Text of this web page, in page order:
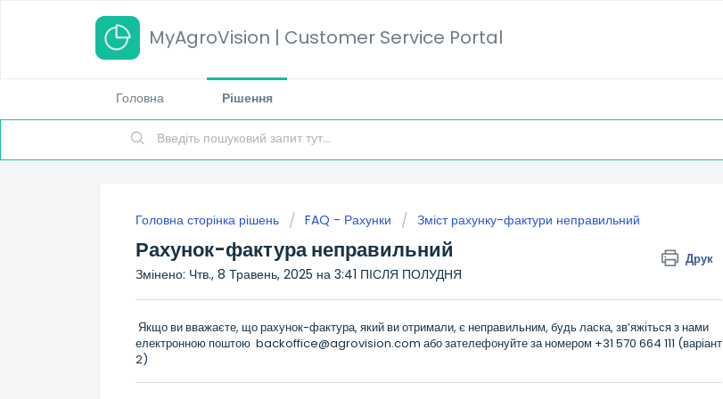
MyAgroVision | Customer Service Portal
Головна Рішення
Головна сторінка рішень FAQ - Рахунки Зміст рахунку-фактури неправильний
Рахунок-фактура неправильний Друк
Змінено: Чтв., 8 Травень, 2025 на 3:41 ПІСЛЯ ПОЛУДНЯ
Якщо ви вважаєте, що рахунок-фактура, який ви отримали, є неправильним, будь ласка, зв’яжіться з нами
електронною поштою backoffice@agrovision.com або зателефонуйте за номером +31 570 664 111 (варіант
2)